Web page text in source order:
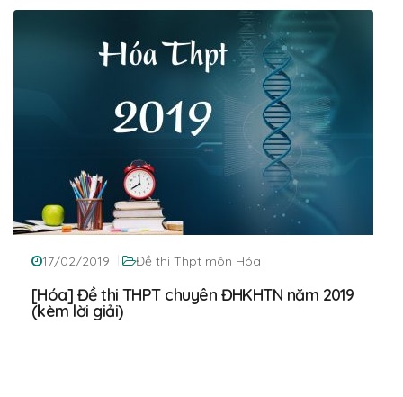
17/02/2019 Đề thi Thpt môn Hóa
[Hóa] Đề thi THPT chuyên ĐHKHTN năm 2019
(kèm lời giải)